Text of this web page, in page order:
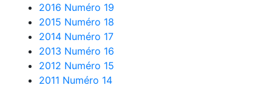
2016 Numéro 19
2015 Numéro 18
2014 Numéro 17
2013 Numéro 16
2012 Numéro 15
2011 Numéro 14